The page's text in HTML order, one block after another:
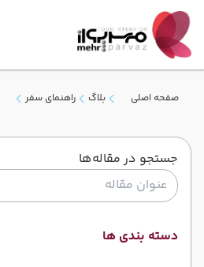
صفحه اصلی بلاگ راهنمای سفر
جستجو در مقاله‌ها
دسته بندی ها